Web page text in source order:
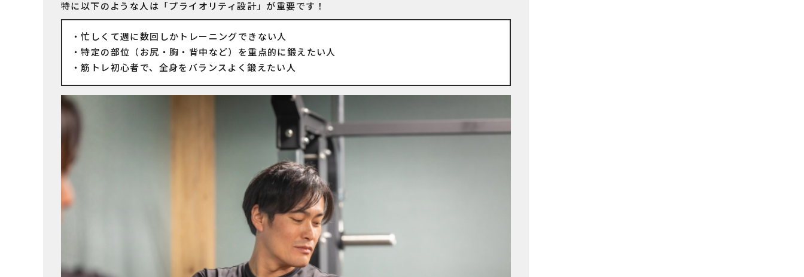
特に以下のような人は「プライオリティ設計」が重要です！
忙しくて週に数回しかトレーニングできない人
特定の部位（お尻・胸・背中など）を重点的に鍛えたい人
筋トレ初心者で、全身をバランスよく鍛えたい人